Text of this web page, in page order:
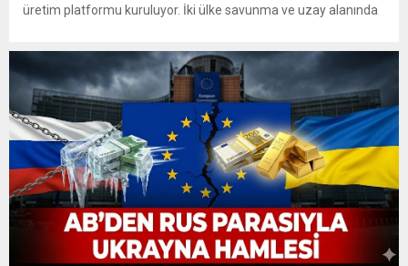
üretim platformu kuruluyor. İki ülke savunma ve uzay alanında